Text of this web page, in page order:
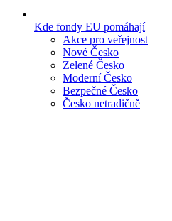
Kde fondy EU pomáhají
Akce pro veřejnost
Nové Česko
Zelené Česko
Moderní Česko
Bezpečné Česko
Česko netradičně